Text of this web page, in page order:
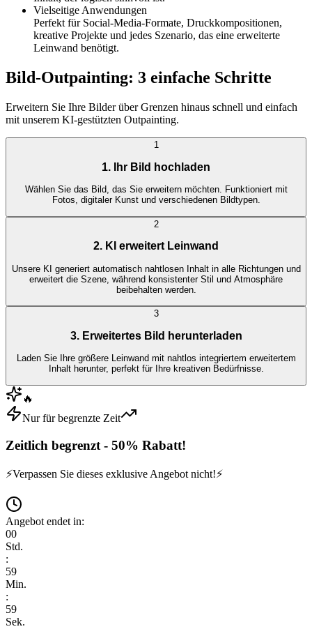
Vielseitige Anwendungen
Perfekt für Social-Media-Formate, Druckkompositionen,
kreative Projekte und jedes Szenario, das eine erweiterte
Leinwand benötigt.
Bild-Outpainting: 3 einfache Schritte
Erweitern Sie Ihre Bilder über Grenzen hinaus schnell und einfach
mit unserem KI-gestützten Outpainting.
1
1. Ihr Bild hochladen
Wählen Sie das Bild, das Sie erweitern möchten. Funktioniert mit
Fotos, digitaler Kunst und verschiedenen Bildtypen.
2
2. KI erweitert Leinwand
Unsere KI generiert automatisch nahtlosen Inhalt in alle Richtungen und
erweitert die Szene, während konsistenter Stil und Atmosphäre
beibehalten werden.
3
3. Erweitertes Bild herunterladen
Laden Sie Ihre größere Leinwand mit nahtlos integriertem erweitertem
Inhalt herunter, perfekt für Ihre kreativen Bedürfnisse.
🔥
Nur für begrenzte Zeit
Zeitlich begrenzt - 50% Rabatt!
⚡Verpassen Sie dieses exklusive Angebot nicht!⚡
Angebot endet in:
00
Std.
:
59
Min.
:
59
Sek.